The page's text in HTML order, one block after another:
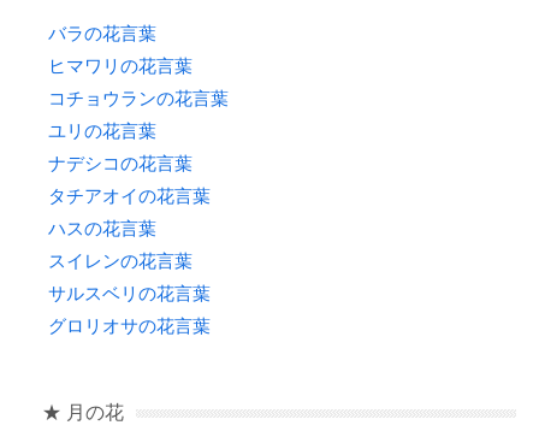
バラの花言葉
ヒマワリの花言葉
コチョウランの花言葉
ユリの花言葉
ナデシコの花言葉
タチアオイの花言葉
ハスの花言葉
スイレンの花言葉
サルスベリの花言葉
グロリオサの花言葉
★ 月の花